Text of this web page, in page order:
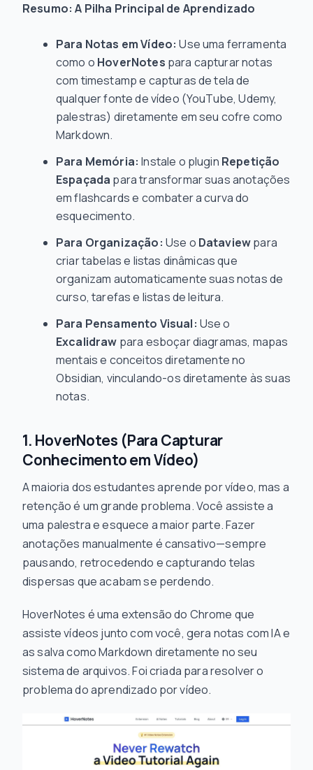
Resumo: A Pilha Principal de Aprendizado
Para Notas em Vídeo: Use uma ferramenta
como o HoverNotes para capturar notas
com timestamp e capturas de tela de
qualquer fonte de vídeo (YouTube, Udemy,
palestras) diretamente em seu cofre como
Markdown.
Para Memória: Instale o plugin Repetição
Espaçada para transformar suas anotações
em flashcards e combater a curva do
esquecimento.
Para Organização: Use o Dataviewpara
criar tabelas e listas dinâmicas que
organizam automaticamente suas notas de
curso, tarefas e listas de leitura.
Para Pensamento Visual: Use o
Excalidraw para esboçar diagramas, mapas
mentais e conceitos diretamente no
Obsidian, vinculando-os diretamente às suas
notas.
1. HoverNotes (Para Capturar
Conhecimento em Vídeo)
A maioria dos estudantes aprende por vídeo, mas a
retenção é um grande problema. Você assiste a
uma palestra e esquece a maior parte. Fazer
anotações manualmente é cansativo—sempre
pausando, retrocedendo e capturando telas
dispersas que acabam se perdendo.
HoverNotes é uma extensão do Chrome que
assiste vídeos junto com você, gera notas com IA e
as salva como Markdown diretamente no seu
sistema de arquivos. Foi criada para resolver o
problema do aprendizado por vídeo.